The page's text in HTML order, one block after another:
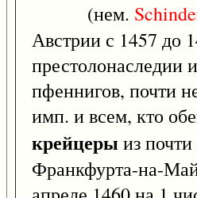
(нем.
Австрии с 1457 до
престолонаследии
пфеннигов, почти
имп. и всем, кто
крейцеры из
Франкфурта-на-